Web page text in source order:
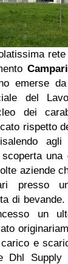
Campari
emerse da
del
dei
rispetto
una
aziende
presso
di
un
e
Dhl Supply